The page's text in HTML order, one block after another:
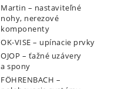
Martin – nastaviteľné
nohy, nerezové
komponenty
OK-VISE – upínacie prvky
OJOP – ťažné uzávery
a spony
FÖHRENBACH –